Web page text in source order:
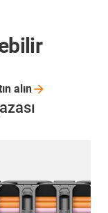
alın